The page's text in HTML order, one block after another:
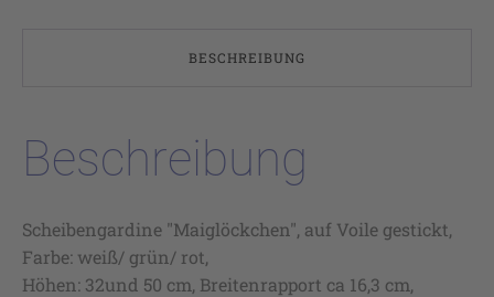
BESCHREIBUNG
Beschreibung
Scheibengardine "Maiglöckchen", auf Voile gestickt,
Farbe: weiß/ grün/ rot,
Höhen: 32und 50 cm, Breitenrapport ca 16,3 cm,